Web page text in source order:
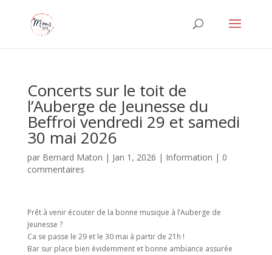
Concerts sur le toit de
l’Auberge de Jeunesse du
Beffroi vendredi 29 et samedi
30 mai 2026
par Bernard Maton | Jan 1, 2026 | Information | 0
commentaires
Prêt à venir écouter de la bonne musique à l’Auberge de
Jeunesse ?
Ca se passe le 29 et le 30 mai à partir de 21h !
Bar sur place bien évidemment et bonne ambiance assurée